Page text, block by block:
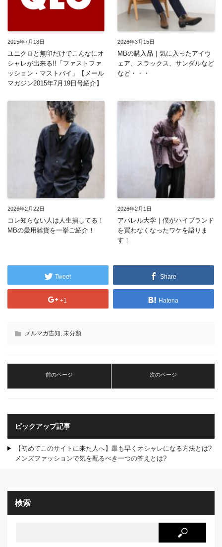
2015年7月18日
ユニクロと無印だけでこんなにオ
シャレが出来る!!「ファストファ
ッション・マストバイ」【メール
マガジン2015年7月19日号紹介】
2026年3月15日
MBの購入品｜気に入ったアイウ
ェア、スラックス、サンダルなど
など・・・
2026年2月22日
コレ知らない人は人生損してる！
MBの愛用雑貨を一挙ご紹介！
2026年2月1日
アパレル大学｜僕がハイブランド
を買わなくなったワケを語りま
す！
Tweet Share
+1 Hatena
メルマガ告知 未分類
前のページ 次のページ
ピックアップ記事
【初めてこのサイトに来た人へ】最も早くオシャレになる方法とは?
メンズファッションで気を配るべき一つの答えとは?
検索